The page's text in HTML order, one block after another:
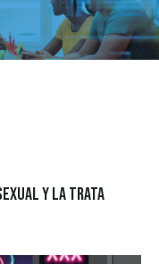
y la trata